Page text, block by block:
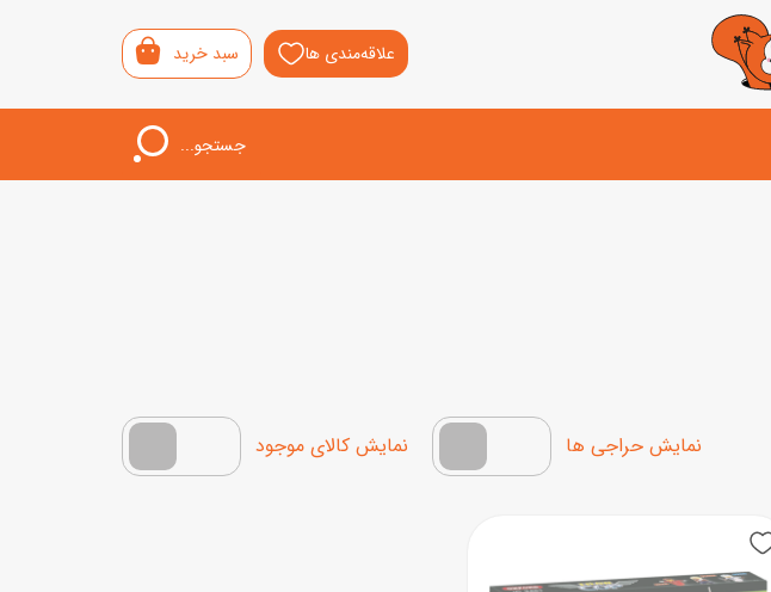
علاقه‌مندی ها سبد خرید
بازی های آبی
جستجو...
نمایش محصولات تخفیف‌دار
فقط کالاهای موجود